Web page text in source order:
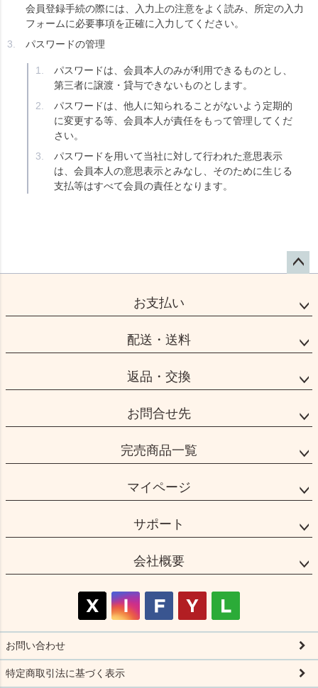
会員登録手続の際には、入力上の注意をよく読み、所定の入力
フォームに必要事項を正確に入力してください。
パスワードの管理
パスワードは、会員本人のみが利用できるものとし、
第三者に譲渡・貸与できないものとします。
パスワードは、他人に知られることがないよう定期的
に変更する等、会員本人が責任をもって管理してくだ
さい。
パスワードを用いて当社に対して行われた意思表示
は、会員本人の意思表示とみなし、そのために生じる
支払等はすべて会員の責任となります。
ップ
お支払い
配送・送料
返品・交換
お問合せ先
完売商品一覧
マイページ
サポート
会社概要
お問い合わせ
特定商取引法に基づく表示